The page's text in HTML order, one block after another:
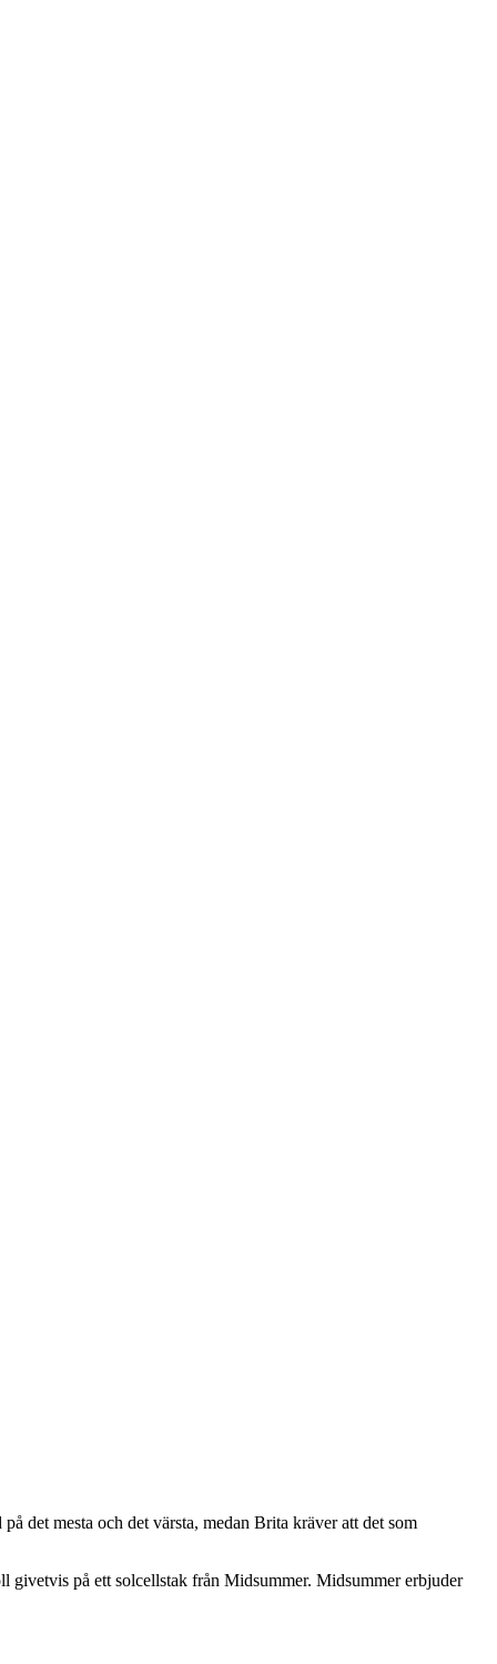
det mesta och det värsta, medan Brita kräver att det som
på ett solcellstak från Midsummer. Midsummer erbjuder